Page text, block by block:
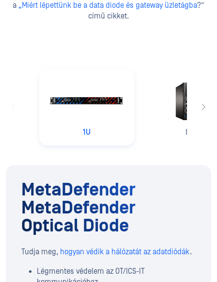
a „Miért lépettünk be a data diode és gateway üzletágba?”
című cikket.
1U
MetaDefender
MetaDefender
Optical Diode
Tudja meg, hogyan védik a hálózatát az adatdiódák.
Légmentes védelem az OT/ICS-IT